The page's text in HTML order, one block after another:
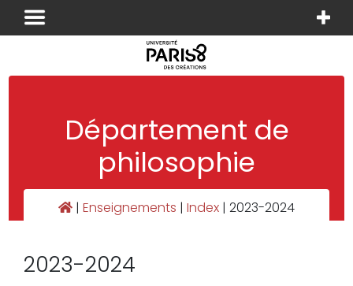
Panneau de gestion des cookies
Département de
philosophie
| Enseignements | Index | 2023-2024
2023-2024